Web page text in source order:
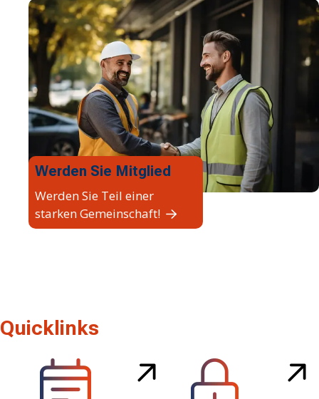
Werden Sie Mitglied
Werden Sie Teil einer
starken Gemeinschaft!
Quicklinks